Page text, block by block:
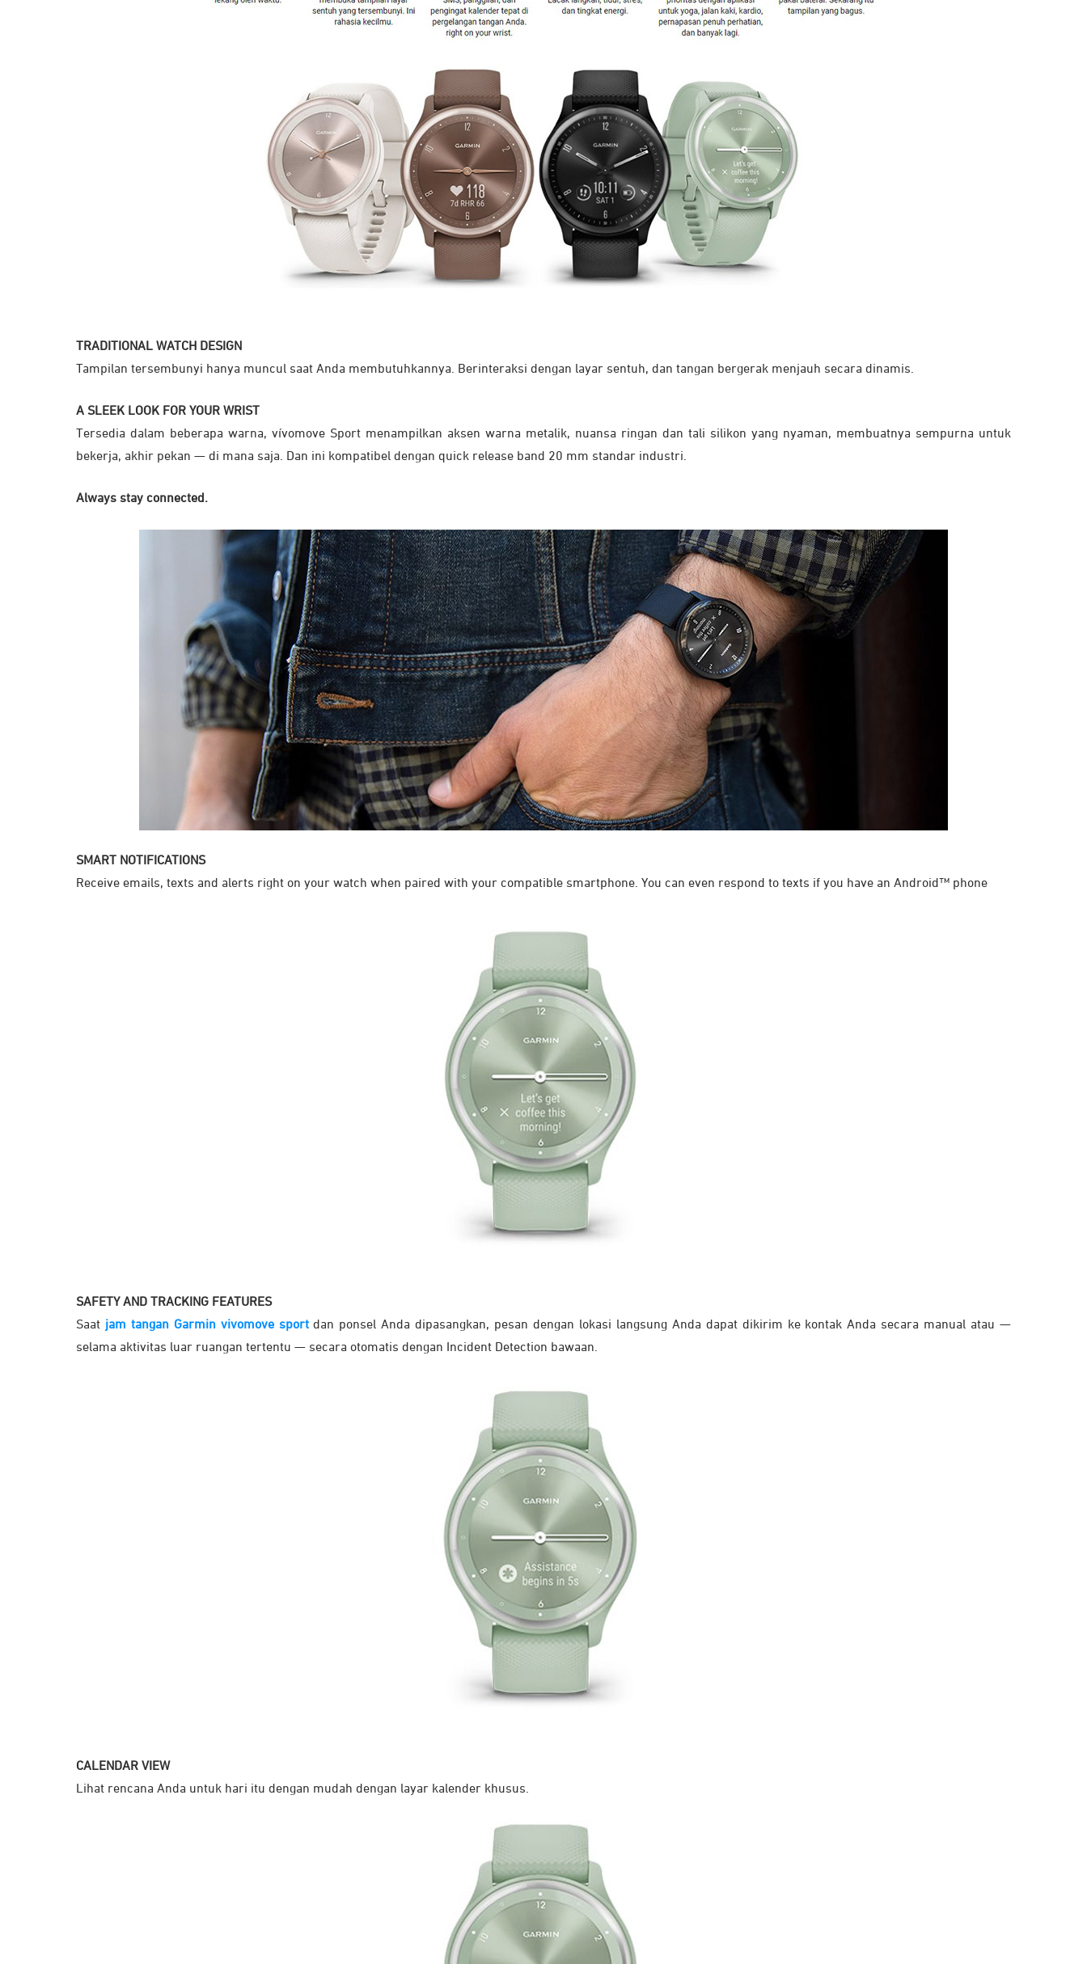
TRADITIONAL WATCH DESIGN
Tampilan tersembunyi hanya muncul saat Anda membutuhkannya. Berinteraksi dengan layar sentuh, dan tangan bergerak menjauh secara dinamis.
A SLEEK LOOK FOR YOUR WRIST
Tersedia dalam beberapa warna, vívomove Sport menampilkan aksen warna metalik, nuansa ringan dan tali silikon yang nyaman, membuatnya sempurna untuk
bekerja, akhir pekan — di mana saja. Dan ini kompatibel dengan quick release band 20 mm standar industri.
Always stay connected.
SMART NOTIFICATIONS
Receive emails, texts and alerts right on your watch when paired with your compatible smartphone. You can even respond to texts if you have an Android™ phone
SAFETY AND TRACKING FEATURES
Saat jam tangan Garmin vivomove sportdan ponsel Anda dipasangkan, pesan dengan lokasi langsung Anda dapat dikirim ke kontak Anda secara manual atau —
selama aktivitas luar ruangan tertentu — secara otomatis dengan Incident Detection bawaan.
CALENDAR VIEW
Lihat rencana Anda untuk hari itu dengan mudah dengan layar kalender khusus.